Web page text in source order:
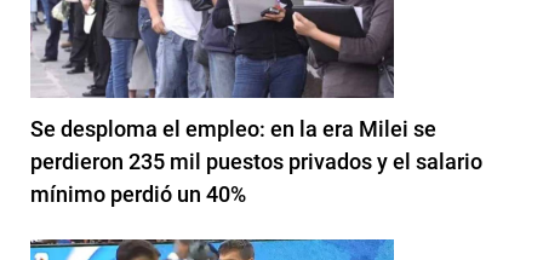
Se desploma el empleo: en la era Milei se
perdieron 235 mil puestos privados y el salario
mínimo perdió un 40%